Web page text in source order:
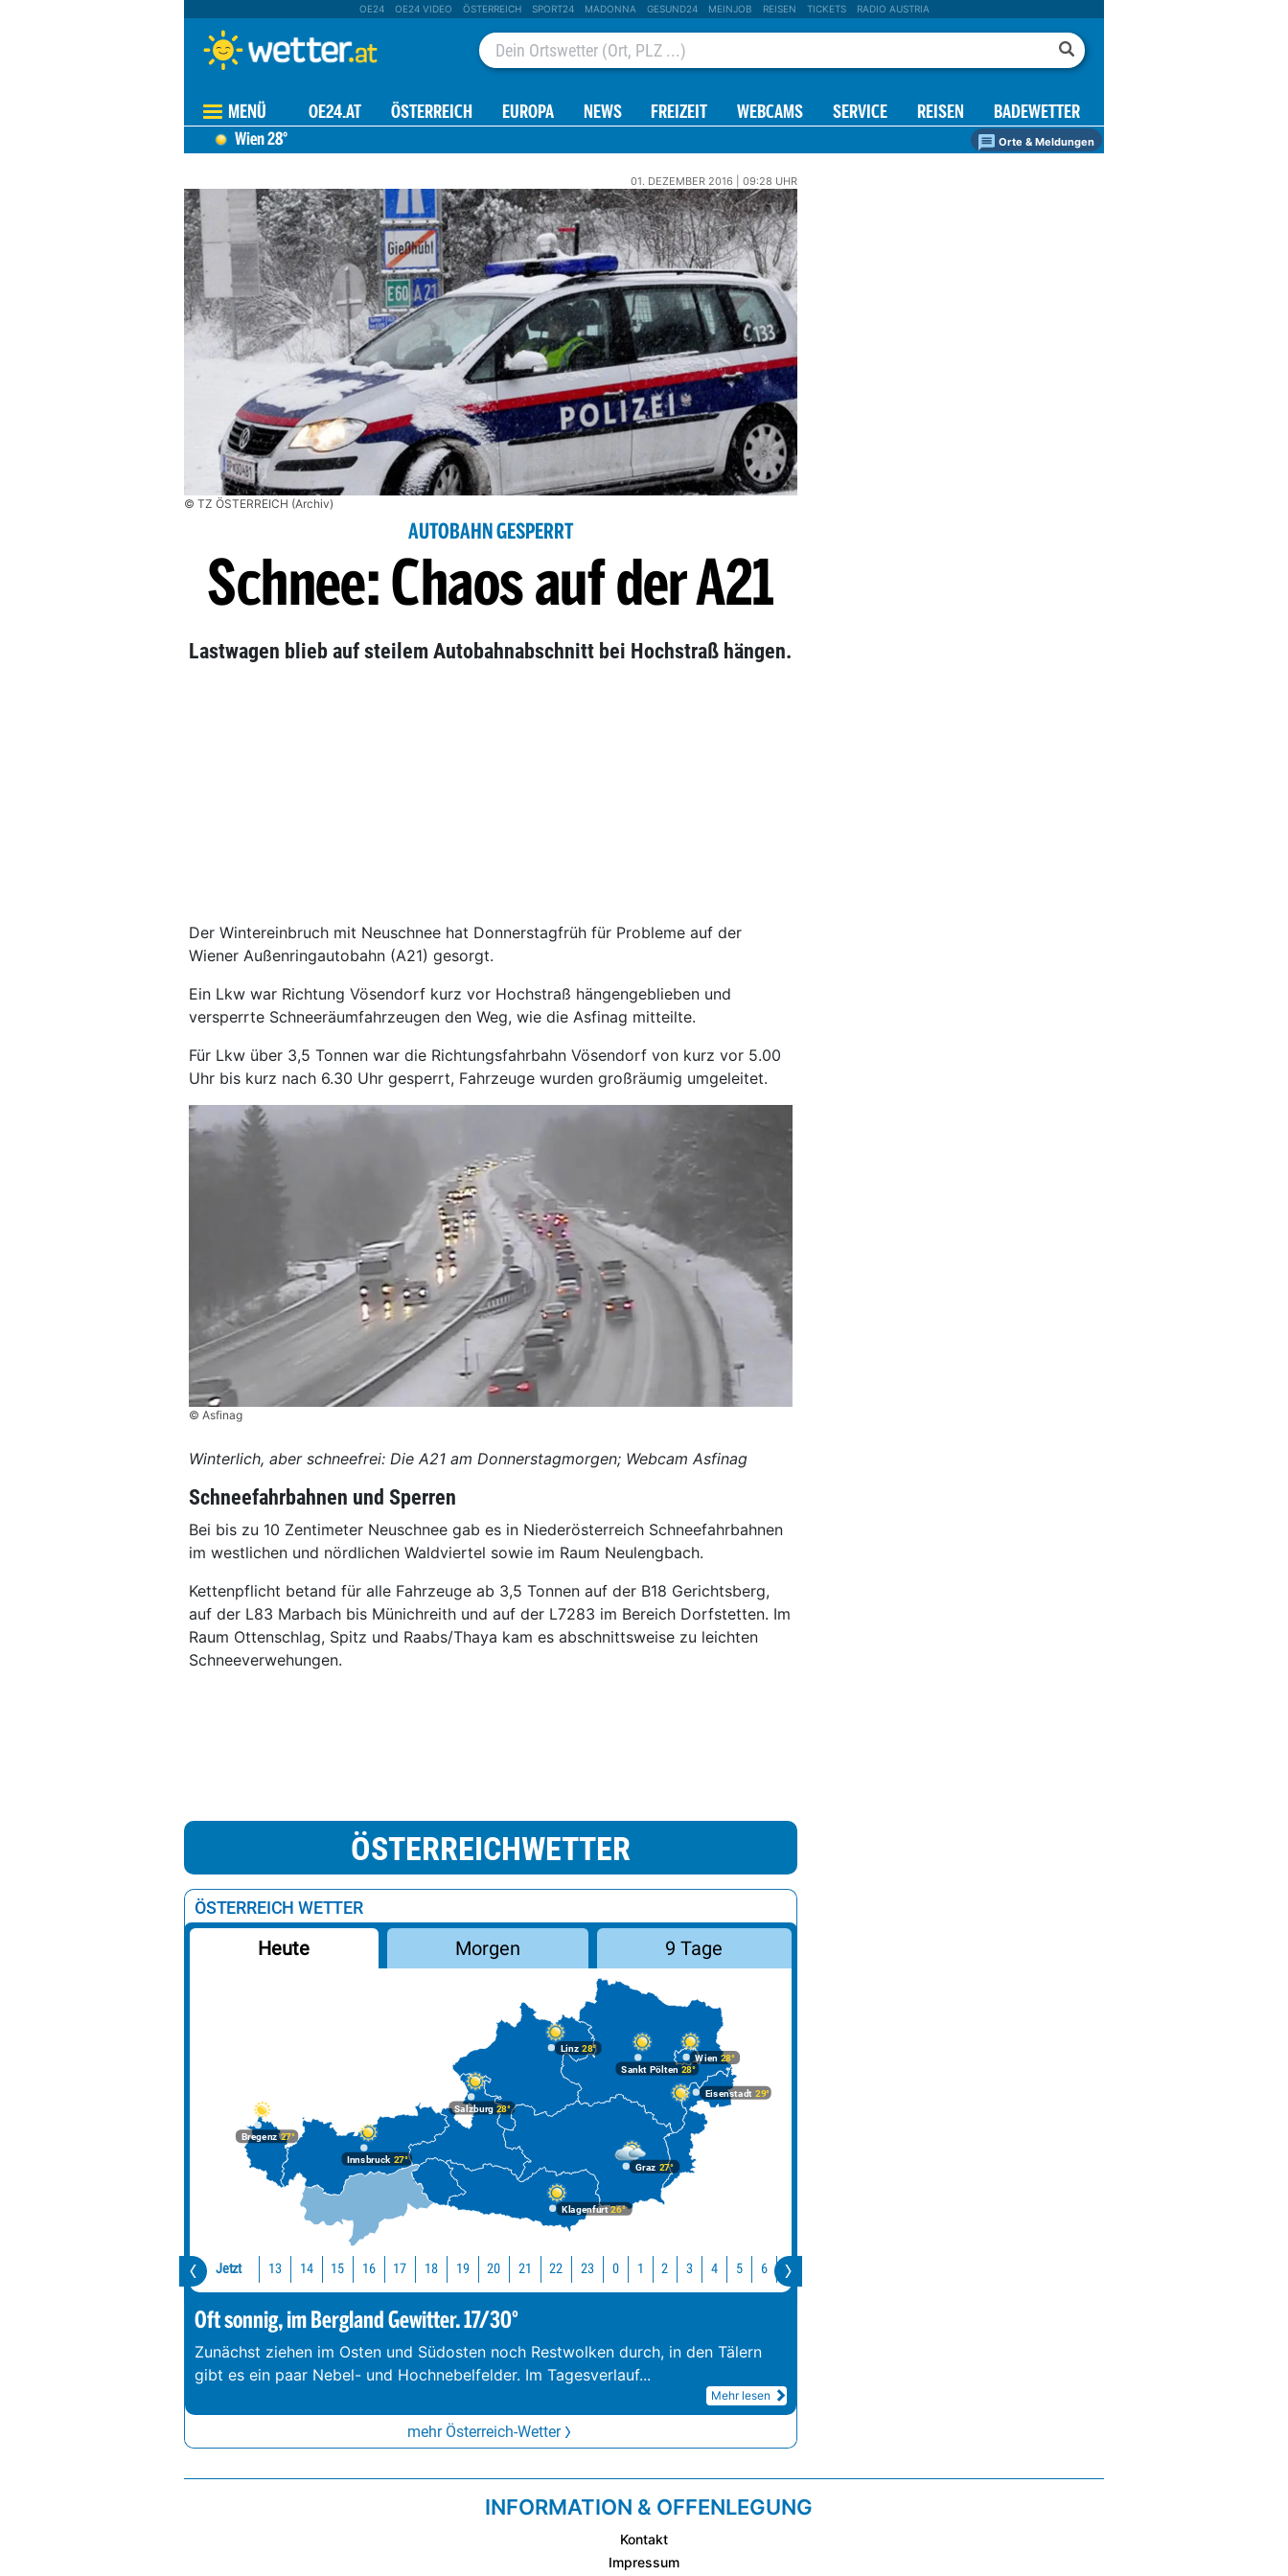
OE24 OE24 VIDEO ÖSTERREICH SPORT24 MADONNA GESUND24 MEINJOB REISEN TICKETS RADIO AUSTRIA
MENÜ OE24.AT ÖSTERREICH EUROPA NEWS FREIZEIT WEBCAMS SERVICE REISEN BADEWETTER
Wien28° Orte & Meldungen
01. DEZEMBER 2016 | 09:28 UHR
© TZ ÖSTERREICH (Archiv)
AUTOBAHN GESPERRT
Schnee: Chaos auf der A21
Lastwagen blieb auf steilem Autobahnabschnitt bei Hochstraß hängen.
Der Wintereinbruch mit Neuschnee hat Donnerstagfrüh für Probleme auf der
Wiener Außenringautobahn (A21) gesorgt.
Ein Lkw war Richtung Vösendorf kurz vor Hochstraß hängengeblieben und
versperrte Schneeräumfahrzeugen den Weg, wie die Asfinag mitteilte.
Für Lkw über 3,5 Tonnen war die Richtungsfahrbahn Vösendorf von kurz vor 5.00
Uhr bis kurz nach 6.30 Uhr gesperrt, Fahrzeuge wurden großräumig umgeleitet.
© Asfinag
Winterlich, aber schneefrei: Die A21 am Donnerstagmorgen; Webcam Asfinag
Schneefahrbahnen und Sperren
Bei bis zu 10 Zentimeter Neuschnee gab es in Niederösterreich Schneefahrbahnen
im westlichen und nördlichen Waldviertel sowie im Raum Neulengbach.
Kettenpflicht betand für alle Fahrzeuge ab 3,5 Tonnen auf der B18 Gerichtsberg,
auf der L83 Marbach bis Münichreith und auf der L7283 im Bereich Dorfstetten. Im
Raum Ottenschlag, Spitz und Raabs/Thaya kam es abschnittsweise zu leichten
Schneeverwehungen.
ÖSTERREICHWETTER
ÖSTERREICH WETTER
Heute Morgen 9 Tage
Bregenz27°
Graz 27°
Innsbruck27°
Klagenfurt26°
Linz 28°
Salzburg28°
Wien 28°
Eisenstadt 29°
Sankt Pölten 28°
Jetzt 13 14 15 16 17 18 19 20 21 22 23 0 1 2 3 4 5 6 7
Oft sonnig, im Bergland Gewitter. 17/30°
Zunächst ziehen im Osten und Südosten noch Restwolken durch, in den Tälern
gibt es ein paar Nebel- und Hochnebelfelder. Im Tagesverlauf...
Mehr lesen
mehr Österreich-Wetter
INFORMATION & OFFENLEGUNG
Kontakt
Impressum